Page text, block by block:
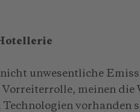
unwesentliche
meinen die
vorhanden